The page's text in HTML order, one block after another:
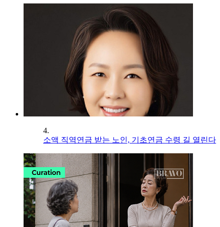
4.
소액 직역연금 받는 노인, 기초연금 수령 길 열린다